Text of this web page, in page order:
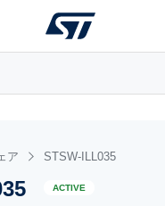
your saved searches.
ア STSW-ILL035
ACTIVE